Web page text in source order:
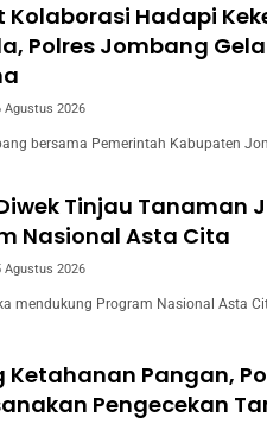
Kolaborasi Hadapi
Polres Jombang
Agustus 2026
bersama Pemerintah Kabupaten
Tinjau Tanaman
Nasional Asta Cita
Agustus 2026
mendukung Program Nasional Asta
Ketahanan Pangan,
Pengecekan